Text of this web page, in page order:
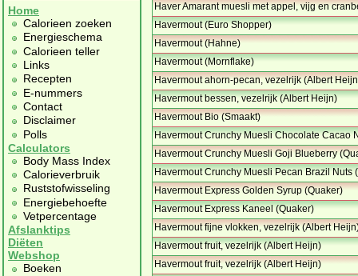
Home
Calorieen zoeken
Energieschema
Calorieen teller
Links
Recepten
E-nummers
Contact
Disclaimer
Polls
Calculators
Body Mass Index
Calorieverbruik
Ruststofwisseling
Energiebehoefte
Vetpercentage
Afslanktips
Diëten
Webshop
Boeken
Haver Amarant muesli met appel, vijg en
Havermout (Euro Shopper)
Havermout (Hahne)
Havermout (Mornflake)
Havermout ahorn-pecan, vezelrijk (Albert
Havermout bessen, vezelrijk (Albert Heijn)
Havermout Bio (Smaakt)
Havermout Crunchy Muesli Chocolate Cacao
Havermout Crunchy Muesli Goji Blueberry
Havermout Crunchy Muesli Pecan Brazil Nuts
Havermout Express Golden Syrup (Quaker)
Havermout Express Kaneel (Quaker)
Havermout fijne vlokken, vezelrijk (Albert
Havermout fruit, vezelrijk (Albert Heijn)
Havermout fruit, vezelrijk (Albert Heijn)